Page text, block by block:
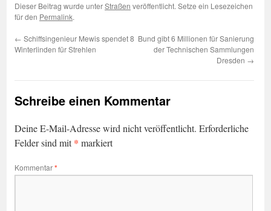
Dieser Beitrag wurde unterStraßen veröffentlicht. Setze ein Lesezeichen
für den Permalink.
← Schiffsingenieur Mewis spendet 8
Winterlinden für Strehlen
Bund gibt 6 Millionen für Sanierung
der Technischen Sammlungen
Dresden →
Schreibe einen Kommentar
Deine E-Mail-Adresse wird nicht veröffentlicht. Erforderliche
Felder sind mit* markiert
Kommentar*